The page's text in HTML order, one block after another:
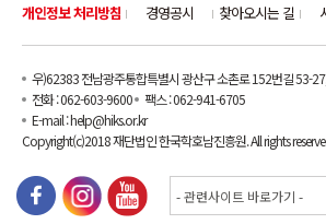
개인정보 처리방침 경영공시 찾아오시는 길
우)62383 전남광주통합특별시 광산구 소촌로 152번길 53-
전화 : 062-603-9600
팩스 : 062-941-6705
E-mail : help@hiks.or.kr
Copyright(c)2018 재단법인 한국학호남진흥원. All rights